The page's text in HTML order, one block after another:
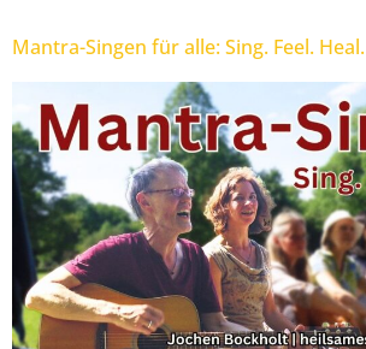
Mantra-Singen für alle: Sing. Feel. Heal.